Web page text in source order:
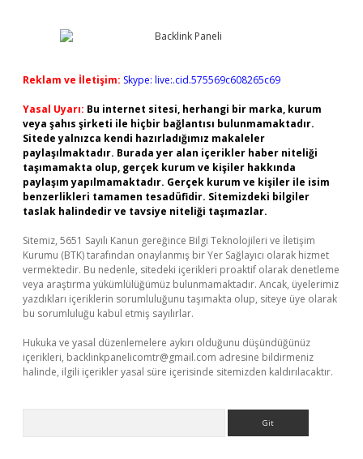
Reklam ve İletişim: Skype: live:.cid.575569c608265c69
Yasal Uyarı: Bu internet sitesi, herhangi bir marka, kurum
veya şahıs şirketi ile hiçbir bağlantısı bulunmamaktadır.
Sitede yalnızca kendi hazırladığımız makaleler
paylaşılmaktadır. Burada yer alan içerikler haber niteliği
taşımamakta olup, gerçek kurum ve kişiler hakkında
paylaşım yapılmamaktadır. Gerçek kurum ve kişiler ile isim
benzerlikleri tamamen tesadüfidir. Sitemizdeki bilgiler
taslak halindedir ve tavsiye niteliği taşımazlar.
Sitemiz, 5651 Sayılı Kanun gereğince Bilgi Teknolojileri ve İletişim
Kurumu (BTK) tarafından onaylanmış bir Yer Sağlayıcı olarak hizmet
vermektedir. Bu nedenle, sitedeki içerikleri proaktif olarak denetleme
veya araştırma yükümlülüğümüz bulunmamaktadır. Ancak, üyelerimiz
yazdıkları içeriklerin sorumluluğunu taşımakta olup, siteye üye olarak
bu sorumluluğu kabul etmiş sayılırlar.
Hukuka ve yasal düzenlemelere aykırı olduğunu düşündüğünüz
içerikleri, backlinkpanelicomtr@gmail.com adresine bildirmeniz
halinde, ilgili içerikler yasal süre içerisinde sitemizden kaldırılacaktır.